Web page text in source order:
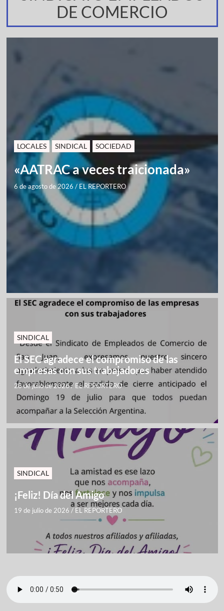
DE COMERCIO
LOCALES SINDICAL SOCIEDAD
«AATRAC a veces traicionada»
6 de agosto de 2026 / EL REPORTERO
SINDICAL
El SEC agradece el compromiso de las
empresas con sus trabajadores
28 de julio de 2026/ EL REPORTERO
SINDICAL
¡Feliz! Día del Amigo
19 de julio de 2026 / EL REPORTERO